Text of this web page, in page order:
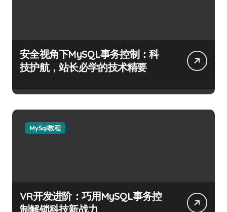
安全视角下MySQL事务控制：科
技护航，站长必学的技术精要
MySql教程
VR开发进阶：巧用MySQL事务控
制解锁科技新战力